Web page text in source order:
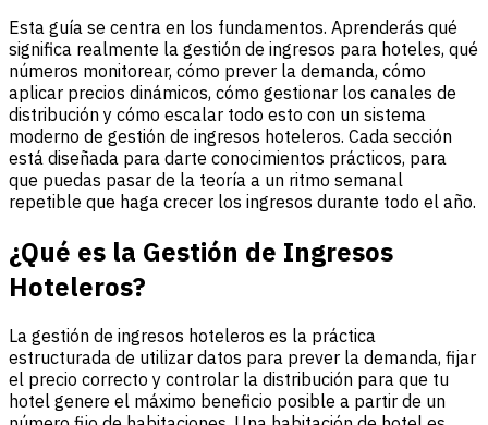
Esta guía se centra en los fundamentos. Aprenderás qué
significa realmente la gestión de ingresos para hoteles, qué
números monitorear, cómo prever la demanda, cómo
aplicar precios dinámicos, cómo gestionar los canales de
distribución y cómo escalar todo esto con un sistema
moderno de gestión de ingresos hoteleros. Cada sección
está diseñada para darte conocimientos prácticos, para
que puedas pasar de la teoría a un ritmo semanal
repetible que haga crecer los ingresos durante todo el año.
¿Qué es la Gestión de Ingresos
Hoteleros?
La gestión de ingresos hoteleros es la práctica
estructurada de utilizar datos para prever la demanda, fijar
el precio correcto y controlar la distribución para que tu
hotel genere el máximo beneficio posible a partir de un